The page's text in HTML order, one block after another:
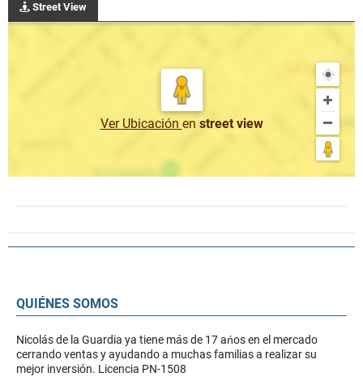
Street View
Ver Ubicación en street view
QUIÉNES SOMOS
Nicolás de la Guardia ya tiene más de 17 ańos en el mercado
cerrando ventas y ayudando a muchas familias a realizar su
mejor inversión. Licencia PN-1508